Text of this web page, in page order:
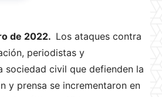
de 2022. Los ataques contra
periodistas y
sociedad civil que defienden la
y prensa se incrementaron en